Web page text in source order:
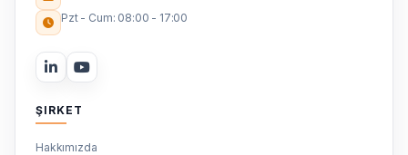
Pzt - Cum: 08:00 - 17:00
ŞIRKET
Hakkımızda